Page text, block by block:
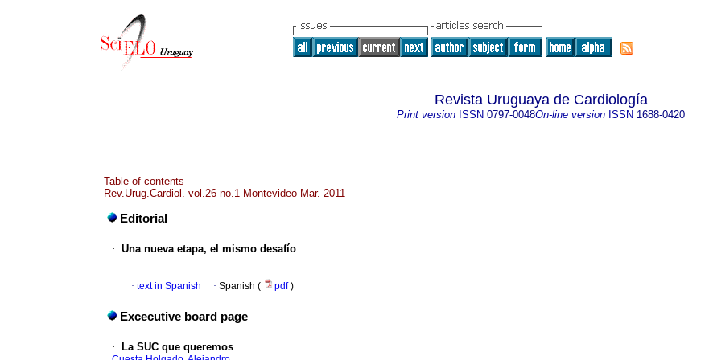
Revista Uruguaya de Cardiología
Print version ISSN 0797-0048On-line version ISSN 1688-0420
Table of contents
Rev.Urug.Cardiol. vol.26 no.1 Montevideo Mar. 2011
Editorial
· Una nueva etapa, el mismo desafío
· text in Spanish · Spanish ( pdf)
Excecutive board page
· La SUC que queremos